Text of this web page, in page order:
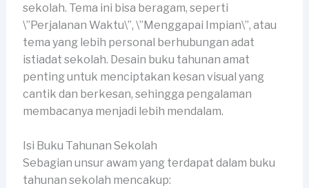
sekolah. Tema ini bisa beragam, seperti
\”Perjalanan Waktu\”, \”Menggapai Impian\”, atau
tema yang lebih personal berhubungan adat
istiadat sekolah. Desain buku tahunan amat
penting untuk menciptakan kesan visual yang
cantik dan berkesan, sehingga pengalaman
membacanya menjadi lebih mendalam.
Isi Buku Tahunan Sekolah
Sebagian unsur awam yang terdapat dalam buku
tahunan sekolah mencakup: